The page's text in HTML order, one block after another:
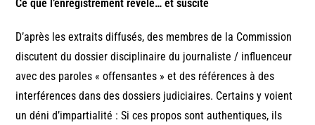
Ce que l’enregistrement révèle… et suscite
D’après les extraits diffusés, des membres de la Commission
discutent du dossier disciplinaire du journaliste / influenceur
avec des paroles « offensantes » et des références à des
interférences dans des dossiers judiciaires. Certains y voient
un déni d’impartialité : Si ces propos sont authentiques, ils